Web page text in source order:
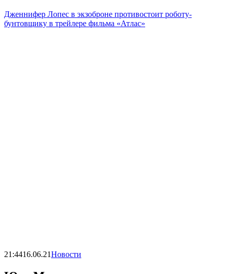
Дженнифер Лопес в экзоброне противостоит роботу-
бунтовщику в трейлере фильма «Атлас»
21:4416.06.21Новости